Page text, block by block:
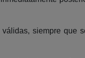
siempre que